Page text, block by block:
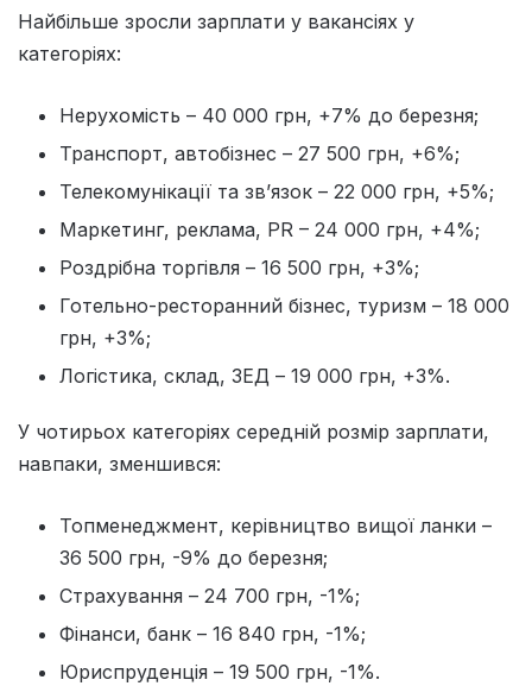
Найбільше зросли зарплати у вакансіях у
категоріях:
Нерухомість – 40 000 грн, +7% до березня;
Транспорт, автобізнес – 27 500 грн, +6%;
Телекомунікації та зв’язок – 22 000 грн, +5%;
Маркетинг, реклама, PR – 24 000 грн, +4%;
Роздрібна торгівля – 16 500 грн, +3%;
Готельно-ресторанний бізнес, туризм – 18 000
грн, +3%;
Логістика, склад, ЗЕД – 19 000 грн, +3%.
У чотирьох категоріях середній розмір зарплати,
навпаки, зменшився:
Топменеджмент, керівництво вищої ланки –
36 500 грн, -9% до березня;
Страхування – 24 700 грн, -1%;
Фінанси, банк – 16 840 грн, -1%;
Юриспруденція – 19 500 грн, -1%.